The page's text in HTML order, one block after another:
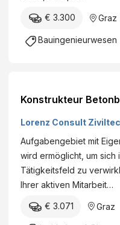
€ 3.300 Graz
Bauingenieurwesen
Konstrukteur
Lorenz Consult
Aufgabengebiet mit
wird ermöglicht, um sich
Tätigkeitsfeld zu
Ihrer aktiven Mitarbeit…
€ 3.071 Graz